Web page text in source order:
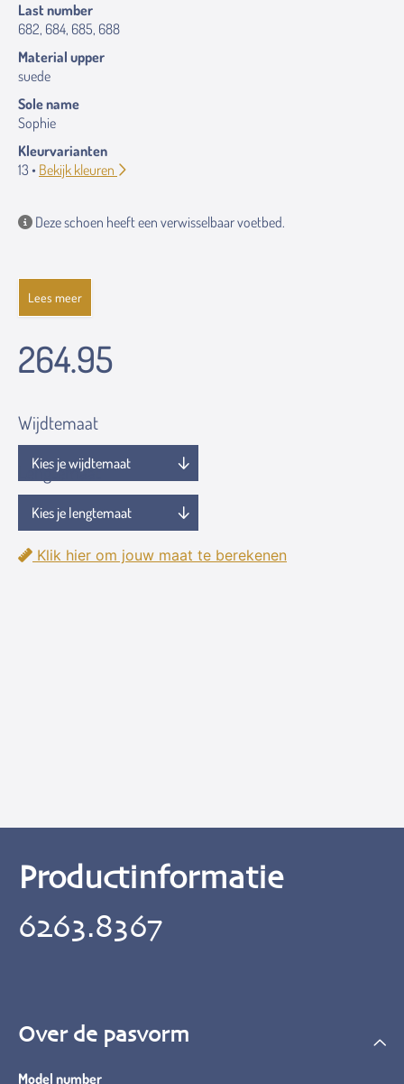
Last number
682, 684, 685, 688
Material upper
suede
Sole name
Sophie
Kleurvarianten
13 • Bekijk kleuren
Deze schoen heeft een verwisselbaar voetbed.
Lees meer
264.95
Wijdtemaat
Lengtemaat
Klik hier om jouw maat te berekenen
Productinformatie
6263.8367
Over de pasvorm
Model number